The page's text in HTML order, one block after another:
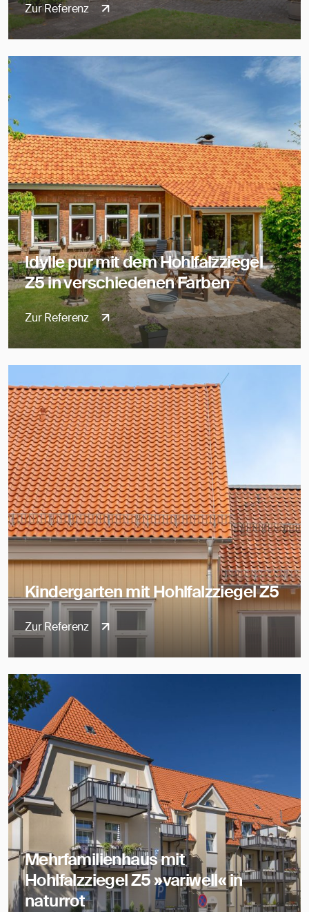
Zur Referenz
Idylle pur mit dem Hohlfalzziegel
Z5 in verschiedenen Farben
Zur Referenz
Kindergarten mit Hohlfalzziegel Z5
Zur Referenz
Mehrfamilienhaus mit
Hohlfalzziegel Z5 »variwell« in
naturrot